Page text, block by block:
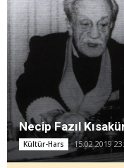
Necip Fazıl
Kültür-Hars 15.02.2019